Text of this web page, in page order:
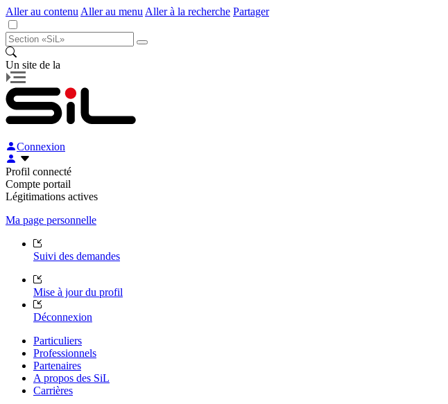
Aller au contenu Aller au menu Aller à la recherche Partager
Un site de la
Connexion
Profil connecté
Compte portail
Légitimations actives
Ma page personnelle
Suivi des demandes
Mise à jour du profil
Déconnexion
Particuliers
Professionnels
Partenaires
A propos des SiL
Carrières